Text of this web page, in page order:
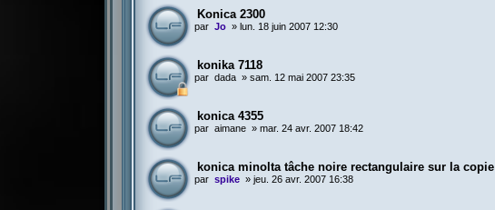
Konica 2300
par Jo » lun. 18 juin 2007 12:30
konika 7118
par dada »sam. 12 mai 2007 23:35
konica 4355
par aimane »mar. 24 avr. 2007 18:42
konica minolta tâche noire rectangulaire sur la copie
par spike »jeu. 26 avr. 2007 16:38